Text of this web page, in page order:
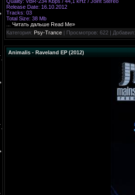
Release Date: 16.10.2012
Tracks: 03
Total Size: 38 Mb
Читать дальше Read Me»
Категория: Psy-Trance | Просмотров: 622 | Добавил:
Animalis - Raveland EP (2012)